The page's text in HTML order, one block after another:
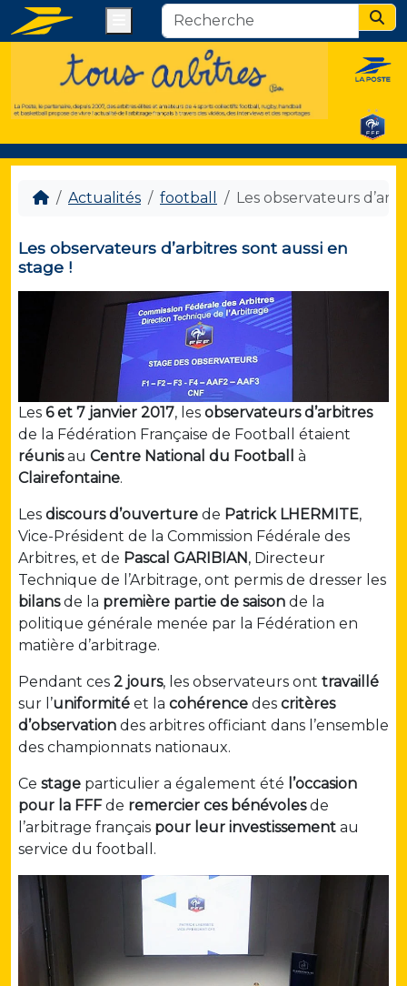
Actualités football Les observateurs
Les observateurs d’arbitres sont aussi en
stage !
Les 6 et 7 janvier 2017, les observateurs d’arbitres
de la Fédération Française de Football étaient
réunisau Centre National du Football
à
Clairefontaine.
Les discours d’ouverture de Patrick LHERMITE,
Vice-Président de la Commission Fédérale des
Arbitres, et de Pascal GARIBIAN , Directeur
Technique de l’Arbitrage, ont permis de dresser les
bilansde la première partie de saison de la
politique générale menée par la Fédération en
matière d’arbitrage.
Pendant ces 2 jours, les observateurs ont travaillé
sur l’uniformité et la cohérence des critères
d’observation des arbitres officiant dans l’ensemble
des championnats nationaux.
Ce stage particulier a également été l’occasion
pour la FFFde remercier ces bénévolesde
l’arbitrage français pour leur investissement au
service du football.